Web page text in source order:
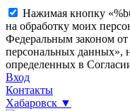
Нажимая кнопку
на обработку моих
Федеральным законом
персональных данных»,
определенных в
Вход
Контакты
Хабаровск ▼